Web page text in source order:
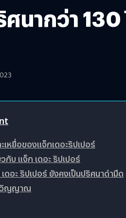
นากว่า 130
เหยื่อของแจ็กเดอะริปเปอร์
กับ แจ็ก เดอะ ริปเปอร์
ดอะ ริปเปอร์ ยังคงเป็นปริศนาดำมืด
วิญญาณ